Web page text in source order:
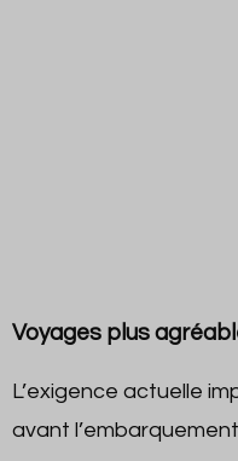
Voyages plus
L’exigence actuelle
avant